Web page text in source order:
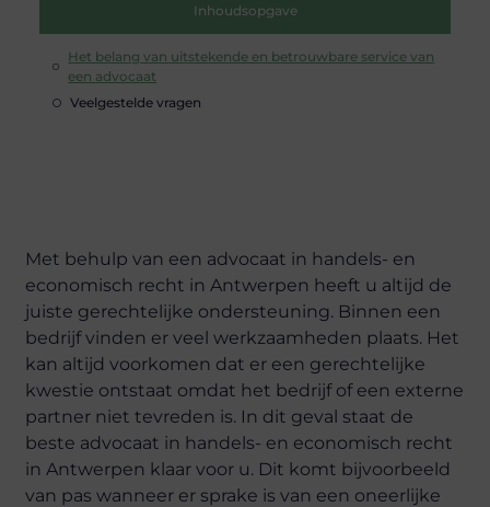
Inhoudsopgave
Het belang van uitstekende en betrouwbare service van
een advocaat
Veelgestelde vragen
Met behulp van een advocaat in handels- en
economisch recht in Antwerpen heeft u altijd de
juiste gerechtelijke ondersteuning. Binnen een
bedrijf vinden er veel werkzaamheden plaats. Het
kan altijd voorkomen dat er een gerechtelijke
kwestie ontstaat omdat het bedrijf of een externe
partner niet tevreden is. In dit geval staat de
beste advocaat in handels- en economisch recht
in Antwerpen klaar voor u. Dit komt bijvoorbeeld
van pas wanneer er sprake is van een oneerlijke